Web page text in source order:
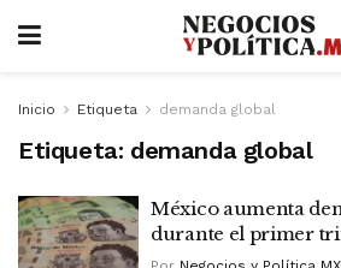
Inicio Etiqueta demanda global
Etiqueta: demanda global
México aumenta
durante el primer